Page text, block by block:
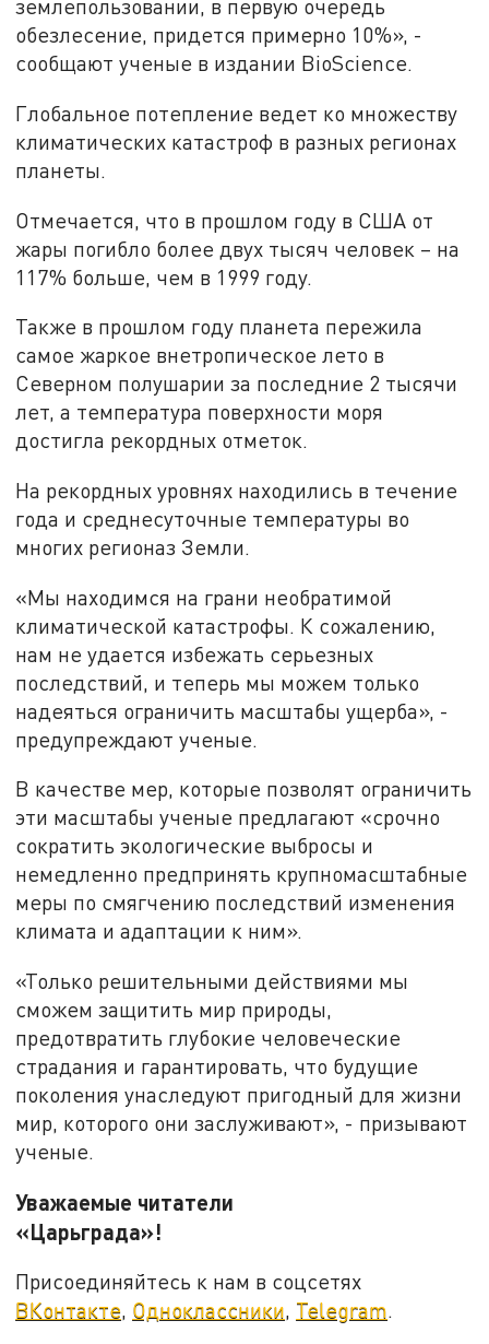
землепользовании, в первую очередь
обезлесение, придется примерно 10%», -
сообщают ученые в издании BioScience.
Глобальное потепление ведет ко множеству
климатических катастроф в разных регионах
планеты.
Отмечается, что в прошлом году в США от
жары погибло более двух тысяч человек – на
117% больше, чем в 1999 году.
Также в прошлом году планета пережила
самое жаркое внетропическое лето в
Северном полушарии за последние 2 тысячи
лет, а температура поверхности моря
достигла рекордных отметок.
На рекордных уровнях находились в течение
года и среднесуточные температуры во
многих регионаз Земли.
«Мы находимся на грани необратимой
климатической катастрофы. К сожалению,
нам не удается избежать серьезных
последствий, и теперь мы можем только
надеяться ограничить масштабы ущерба», -
предупреждают ученые.
В качестве мер, которые позволят ограничить
эти масштабы ученые предлагают «срочно
сократить экологические выбросы и
немедленно предпринять крупномасштабные
меры по смягчению последствий изменения
климата и адаптации к ним».
«Только решительными действиями мы
сможем защитить мир природы,
предотвратить глубокие человеческие
страдания и гарантировать, что будущие
поколения унаследуют пригодный для жизни
мир, которого они заслуживают», - призывают
ученые.
Уважаемые читатели
«Царьграда»!
Присоединяйтесь к нам в соцсетях
ВКонтакте, Одноклассники, Telegram.